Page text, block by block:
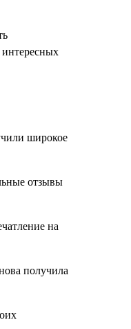
широкое
отзывы
на
получила